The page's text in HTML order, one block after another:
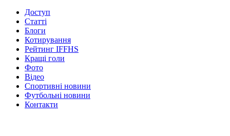
Доступ
Статті
Блоги
Котирування
Рейтинг IFFHS
Кращі голи
Фото
Відео
Спортивні новини
Футбольні новини
Контакти